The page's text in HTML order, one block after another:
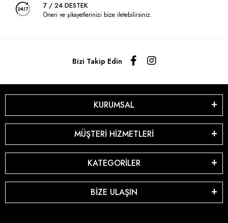
7 / 24 DESTEK
Öneri ve şikayetlerinizi bize iletebilirsiniz.
Bizi Takip Edin
KURUMSAL
MÜŞTERİ HİZMETLERİ
KATEGORİLER
BİZE ULAŞIN